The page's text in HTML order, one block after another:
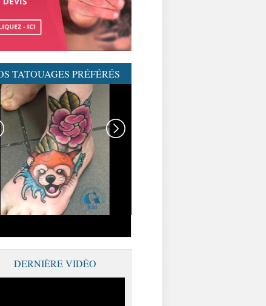
TATOUAGES PRÉFÉRÉS
GRAPHICADERME-
TATOUAGENEOTRAD-
NEOTRAD-AVIGNON-
MEILLEURSTATOUEURS
DERNIÈRE VIDÉO